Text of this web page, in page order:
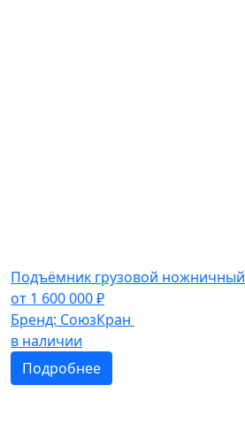
Подъёмник грузовой ножничный
от 1 600 000₽
Бренд: СоюзКран
в наличии
Подробнее